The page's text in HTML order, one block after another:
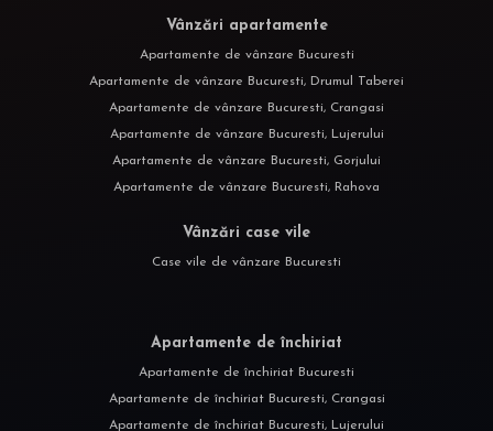
Vânzări apartamente
Apartamente de vânzare Bucuresti
Apartamente de vânzare Bucuresti, Drumul Taberei
Apartamente de vânzare Bucuresti, Crangasi
Apartamente de vânzare Bucuresti, Lujerului
Apartamente de vânzare Bucuresti, Gorjului
Apartamente de vânzare Bucuresti, Rahova
Vânzări case vile
Case vile de vânzare Bucuresti
Apartamente de închiriat
Apartamente de închiriat Bucuresti
Apartamente de închiriat Bucuresti, Crangasi
Apartamente de închiriat Bucuresti, Lujerului